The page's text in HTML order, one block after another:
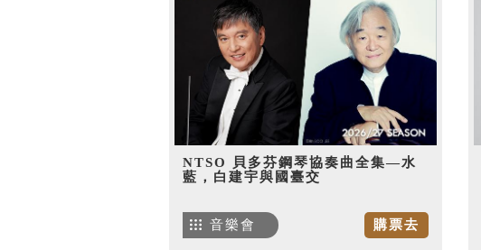
NTSO 貝多芬鋼琴協奏曲全集—水
藍，白建宇與國臺交
購票去
音樂會